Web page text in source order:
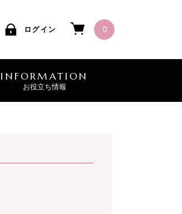
ログイン 0
INFORMATION
お役立ち情報